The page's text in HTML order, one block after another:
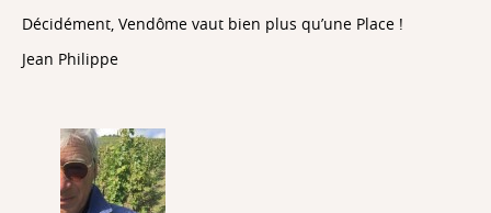
Décidément, Vendôme vaut bien plus qu’une Place !
Jean Philippe